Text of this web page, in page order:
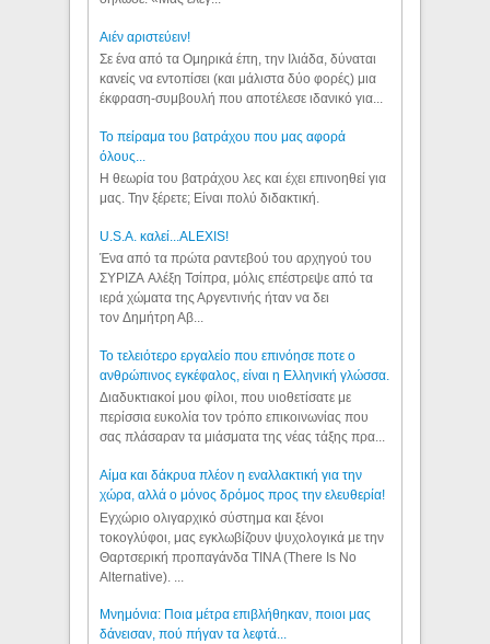
Aιέν αριστεύειν!
Σε ένα από τα Ομηρικά έπη, την Ιλιάδα, δύναται
κανείς να εντοπίσει (και μάλιστα δύο φορές) μια
έκφραση-συμβουλή που αποτέλεσε ιδανικό για...
Το πείραμα του βατράχου που μας αφορά
όλους...
Η θεωρία του βατράχου λες και έχει επινοηθεί για
μας. Την ξέρετε; Είναι πολύ διδακτική.
U.S.A. καλεί...ALEXIS!
Ένα από τα πρώτα ραντεβού του αρχηγού του
ΣΥΡΙΖΑ Αλέξη Τσίπρα, μόλις επέστρεψε από τα
ιερά χώματα της Αργεντινής ήταν να δει
τον Δημήτρη Αβ...
Το τελειότερο εργαλείο που επινόησε ποτε ο
ανθρώπινος εγκέφαλος, είναι η Ελληνική γλώσσα.
Διαδυκτιακοί μου φίλοι, που υιοθετίσατε με
περίσσια ευκολία τον τρόπο επικοινωνίας που
σας πλάσαραν τα μιάσματα της νέας τάξης πρα...
Αίμα και δάκρυα πλέον η εναλλακτική για την
χώρα, αλλά ο μόνος δρόμος προς την ελευθερία!
Εγχώριο ολιγαρχικό σύστημα και ξένοι
τοκογλύφοι, μας εγκλωβίζουν ψυχολογικά με την
Θαρτσερική προπαγάνδα TINA (There Is No
Alternative). ...
Μνημόνια: Ποια μέτρα επιβλήθηκαν, ποιοι μας
δάνεισαν, πού πήγαν τα λεφτά...